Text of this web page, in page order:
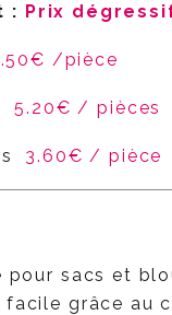
: Prix
/pièce
5.20€ / pièces
3.60€ / pièce
sacs et
grâce au